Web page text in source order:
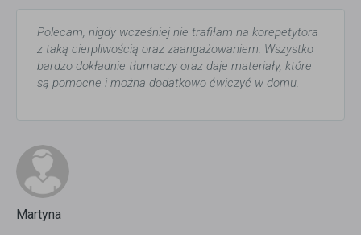
Polecam, nigdy wcześniej nie trafiłam na korepetytora
z taką cierpliwością oraz zaangażowaniem. Wszystko
bardzo dokładnie tłumaczy oraz daje materiały, które
są pomocne i można dodatkowo ćwiczyć w domu.
Martyna